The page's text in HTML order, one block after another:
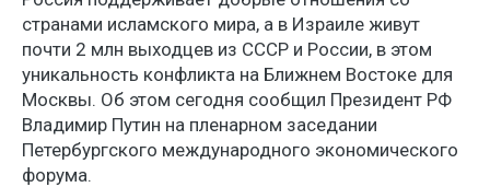
странами исламского мира, а в Израиле живут
почти 2 млн выходцев из СССР и России, в этом
уникальность конфликта на Ближнем Востоке для
Москвы. Об этом сегодня сообщил Президент РФ
Владимир Путин на пленарном заседании
Петербургского международного экономического
форума.